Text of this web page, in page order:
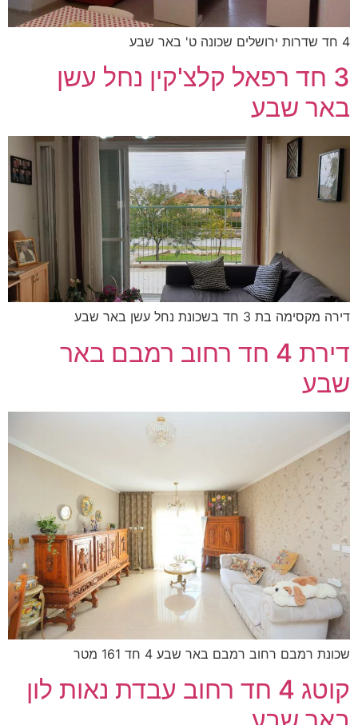
4 חד שדרות ירושלים שכונה ט' באר שבע
3 חד רפאל קלצ'קין נחל עשן
באר שבע
דירה מקסימה בת 3 חד בשכונת נחל עשן באר שבע
דירת 4 חד רחוב רמבם באר
שבע
שכונת רמבם רחוב רמבם באר שבע 4 חד 161 מטר
קוטג 4 חד רחוב עבדת נאות לון